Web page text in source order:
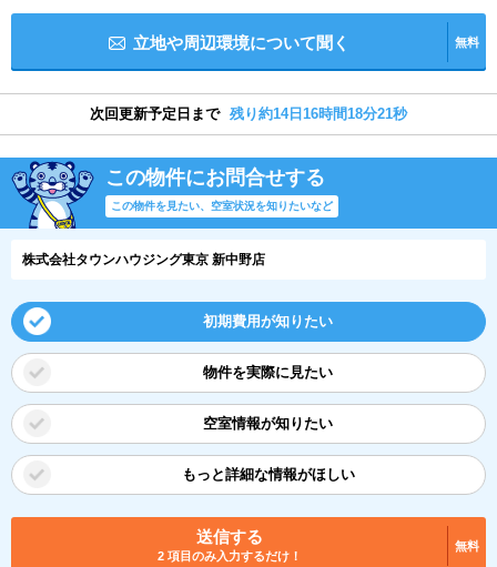
立地や周辺環境について聞く 無料
次回更新予定日まで 残り約14日16時間18分20秒
この物件にお問合せする
この物件を見たい、空室状況を知りたいなど
株式会社タウンハウジング東京 新中野店
初期費用が知りたい
物件を実際に見たい
空室情報が知りたい
もっと詳細な情報がほしい
送信する
2 項目のみ入力するだけ！
無料